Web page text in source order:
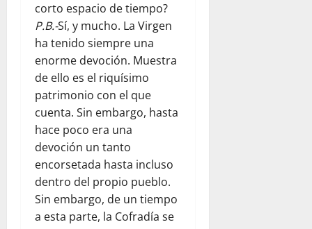
corto espacio de tiempo?
P.B.-Sí, y mucho. La Virgen
ha tenido siempre una
enorme devoción. Muestra
de ello es el riquísimo
patrimonio con el que
cuenta. Sin embargo, hasta
hace poco era una
devoción un tanto
encorsetada hasta incluso
dentro del propio pueblo.
Sin embargo, de un tiempo
a esta parte, la Cofradía se